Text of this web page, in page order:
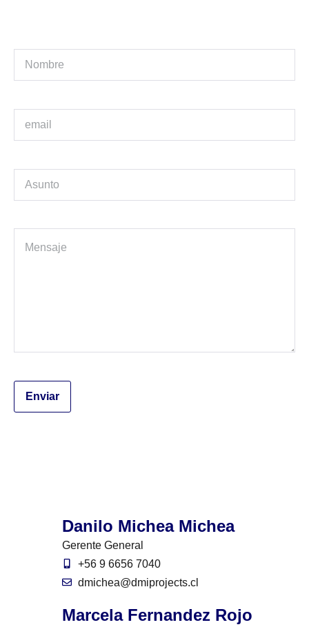
Danilo Michea Michea
Gerente General
+56 9 6656 7040
dmichea@dmiprojects.cl
Marcela Fernandez Rojo